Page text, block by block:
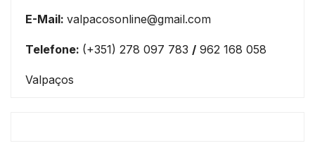
E-Mail: valpacosonline@gmail.com
Telefone: (+351) 278 097 783 / 962 168 058
Valpaços